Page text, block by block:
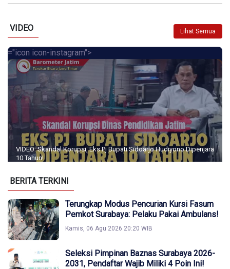
VIDEO Lihat Semua
="icon icon-instagram">
VIDEO: Skandal Korupsi, Eks Pj Bupati Sidoarjo Hudiyono Dipenjara
10 Tahun!
BERITA TERKINI
Terungkap Modus Pencurian Kursi Fasum
Pemkot Surabaya: Pelaku Pakai Ambulans!
Kamis, 06 Agu 2026 20:20 WIB
Seleksi Pimpinan Baznas Surabaya 2026-
2031, Pendaftar Wajib Miliki 4 Poin Ini!